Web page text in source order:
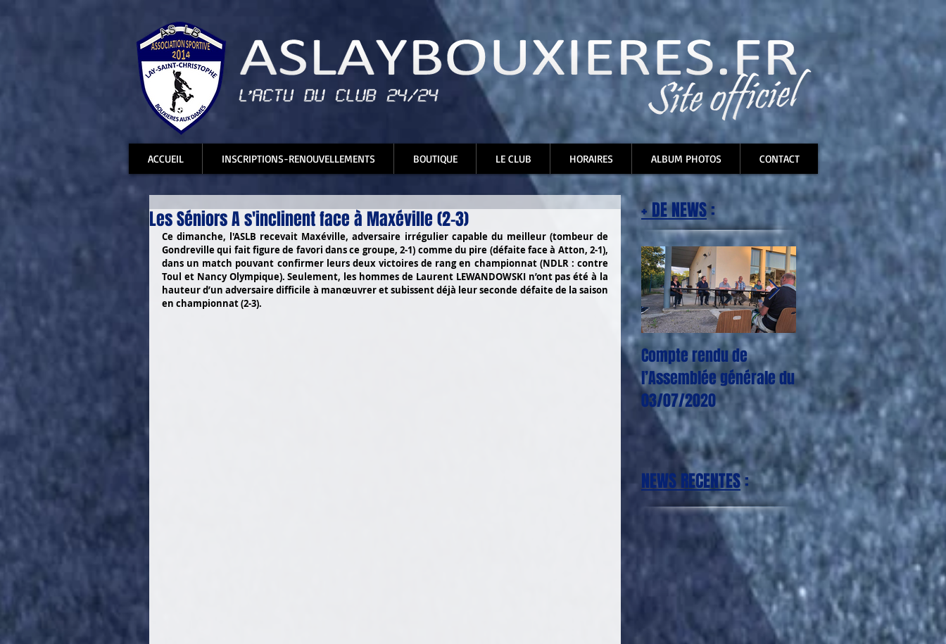
ACCUEIL INSCRIPTIONS-RENOUVELLEMENTS BOUTIQUE LE CLUB HORAIRES ALBUM PHOTOS CONTACT
Les Séniors A s'inclinent face à Maxéville (2-3)
Ce dimanche, l'ASLB recevait Maxéville, adversaire irrégulier capable du meilleur (tombeur de
Gondreville qui fait figure de favori dans ce groupe, 2-1) comme du pire (défaite face à Atton, 2-1),
dans un match pouvant confirmer leurs deux victoires de rang en championnat (NDLR : contre
Toul et Nancy Olympique). Seulement, les hommes de Laurent LEWANDOWSKI n’ont pas été à la
hauteur d’un adversaire difficile à manœuvrer et subissent déjà leur seconde défaite de la saison
en championnat (2-3).
NEWS RECENTES:
Compte rendu de
l’Assemblée générale du
03/07/2020
CORONAVIRUS : Plus
aucun entraînement,
match, tournoi jusqu'à
nouvel ordre
+ DE NEWS :